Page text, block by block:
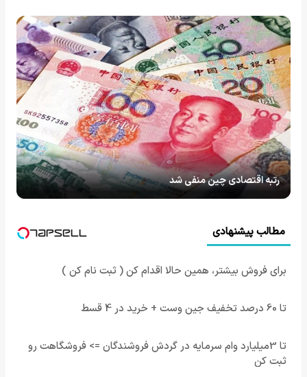
رتبه اقتصادی چین منفی شد
مطالب پیشنهادی
برای فروش بیشتر، همین حالا اقدام کن ( ثبت نام کن )
تا 60 درصد تخفیف جین وست + خرید در 4 قسط
تا 3میلیارد وام سرمایه در گردش فروشندگان => فروشگاهت رو
ثبت کن